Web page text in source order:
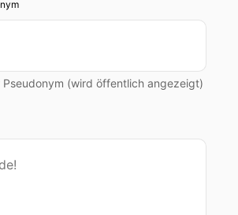
Pseudonym (wird öffentlich angezeigt)